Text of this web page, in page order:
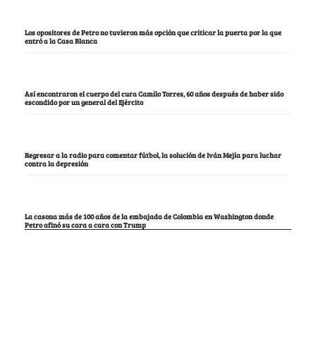
Los opositores de Petro no tuvieron más opción que criticar la puerta por la que
entró a la Casa Blanca
Así encontraron el cuerpo del cura Camilo Torres, 60 años después de haber sido
escondido por un general del Ejército
Regresar a la radio para comentar fútbol, la solución de Iván Mejía para luchar
contra la depresión
La casona más de 100 años de la embajada de Colombia en Washington donde
Petro afinó su cara a cara con Trump